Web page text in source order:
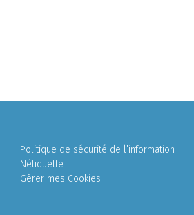
Politique de sécurité de l’information
Nétiquette
Gérer mes Cookies